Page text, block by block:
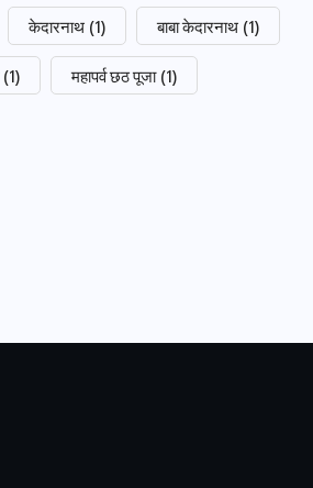
केदारनाथ (1) बाबा केदारनाथ (1)
(1) महापर्व छठ पूजा (1)